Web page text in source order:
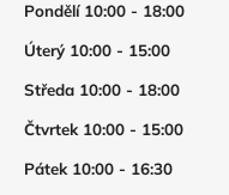
Pondělí 10:00 - 18:00
Úterý 10:00 - 15:00
Středa 10:00 - 18:00
Čtvrtek 10:00 - 15:00
Pátek 10:00 - 16:30